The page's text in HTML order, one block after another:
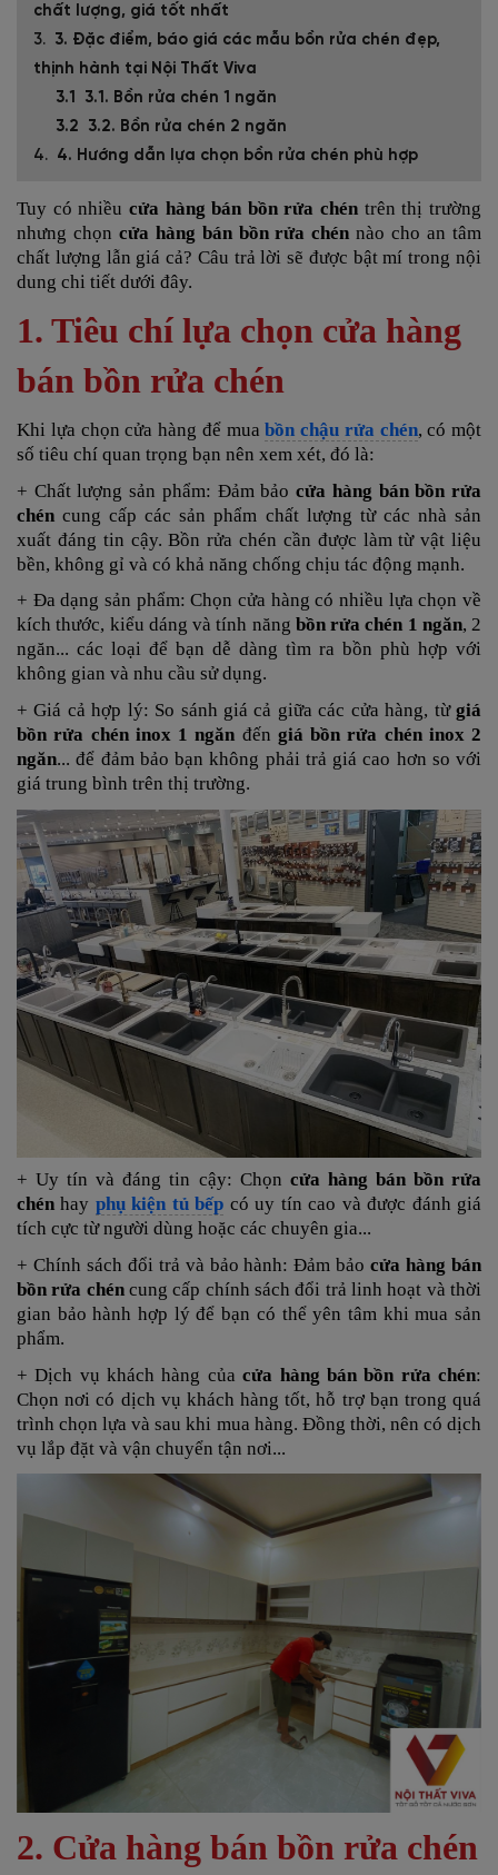
chất lượng, giá tốt nhất
3. Đặc điểm, báo giá các mẫu bồn rửa chén đẹp,
thịnh hành tại Nội Thất Viva
3.1. Bồn rửa chén 1 ngăn
3.2. Bồn rửa chén 2 ngăn
4. Hướng dẫn lựa chọn bồn rửa chén phù hợp
Tuy có nhiều cửa hàng bán bồn rửa chén trên thị trường
nhưng chọn cửa hàng bán bồn rửa chénnào cho an tâm
chất lượng lẫn giá cả? Câu trả lời sẽ được bật mí trong nội
dung chi tiết dưới đây.
1. Tiêu chí lựa chọn cửa hàng
bán bồn rửa chén
Khi lựa chọn cửa hàng để muabồn chậu rửa chén, có một
số tiêu chí quan trọng bạn nên xem xét, đó là:
+ Chất lượng sản phẩm: Đảm bảocửa hàng bán bồn rửa
chén cung cấp các sản phẩm chất lượng từ các nhà sản
xuất đáng tin cậy. Bồn rửa chén cần được làm từ vật liệu
bền, không gỉ và có khả năng chống chịu tác động mạnh.
+ Đa dạng sản phẩm: Chọn cửa hàng có nhiều lựa chọn về
kích thước, kiểu dáng và tính năng bồn rửa chén 1 ngăn, 2
ngăn... các loại để bạn dễ dàng tìm ra bồn phù hợp với
không gian và nhu cầu sử dụng.
+ Giá cả hợp lý: So sánh giá cả giữa các cửa hàng, từ giá
bồn rửa chén inox 1 ngăn đến giá bồn rửa chén inox 2
ngăn... để đảm bảo bạn không phải trả giá cao hơn so với
giá trung bình trên thị trường.
+ Uy tín và đáng tin cậy: Chọn cửa hàng bán bồn rửa
chén hay phụ kiện tủ bếp có uy tín cao và được đánh giá
tích cực từ người dùng hoặc các chuyên gia...
+ Chính sách đổi trả và bảo hành: Đảm bảocửa hàng bán
bồn rửa chéncung cấp chính sách đổi trả linh hoạt và thời
gian bảo hành hợp lý để bạn có thể yên tâm khi mua sản
phẩm.
+ Dịch vụ khách hàng củacửa hàng bán bồn rửa chén:
Chọn nơi có dịch vụ khách hàng tốt, hỗ trợ bạn trong quá
trình chọn lựa và sau khi mua hàng. Đồng thời, nên có dịch
vụ lắp đặt và vận chuyển tận nơi...
2. Cửa hàng bán bồn rửa chén